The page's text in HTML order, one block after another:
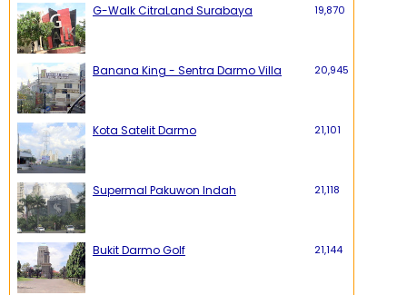
G-Walk CitraLand Surabaya 19,870
Banana King - Sentra Darmo Villa 20,945
Kota Satelit Darmo 21,101
Supermal Pakuwon Indah 21,118
Bukit Darmo Golf 21,144